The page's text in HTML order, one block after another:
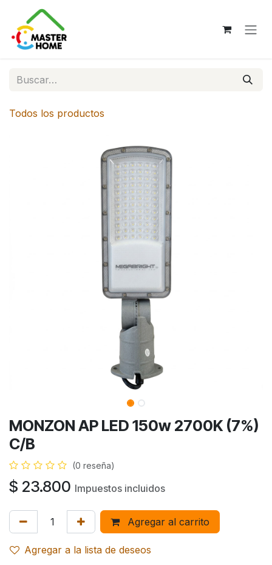
Ir al contenido
Todos los productos
MONZON AP LED 150w 2700K (7%)
C/B
(0 reseña)
$ 23.800 Impuestos incluidos
Agregar al carrito
Agregar a la lista de deseos